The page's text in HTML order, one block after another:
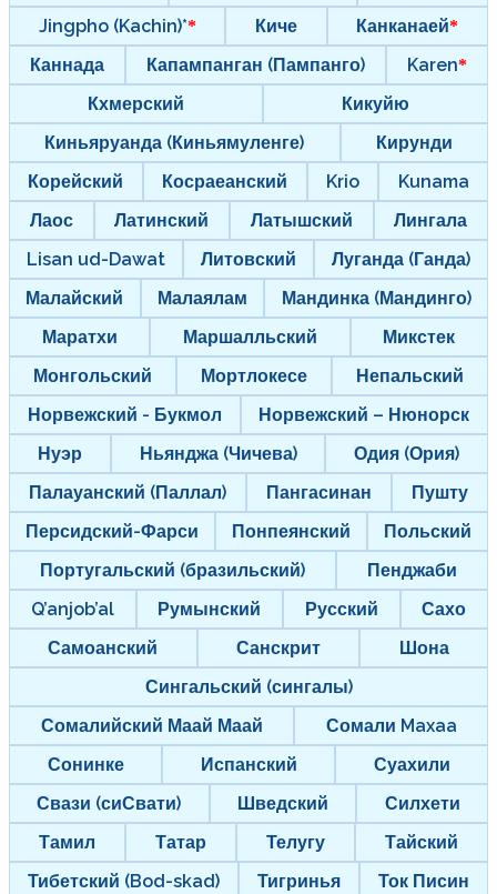
Jingpho (Kachin)*
Киче
Канканаей
Каннада
Капампанган (Пампанго)
Karen
Кхмерский
Кикуйю
Киньяруанда (Киньямуленге)
Кирунди
Корейский
Косраеанский Krio
Kunama
Лаос
Латинский Латышский
Лингала
Lisan ud-Dawat
Литовский
Луганда (Ганда)
Малайский
Малаялам
Мандинка (Мандинго)
Маратхи
Маршалльский
Микстек
Монгольский
Мортлокесе
Непальский
Норвежский - Букмол
Норвежский – Нюнорск
Нуэр
Ньянджа (Чичева)
Одия (Ория)
Палауанский (Паллал)
Пангасинан
Пушту
Персидский-Фарси
Понпеянский
Польский
Португальский (бразильский)
Пенджаби
Q’anjob’al
Румынский Русский
Сахо
Самоанский
Санскрит
Шона
Сингальский (сингалы)
Сомалийский Маай Маай
Сомали Maxaa
Сонинке
Испанский
Суахили
Свази (сиСвати)
Шведский
Силхети
Тамил
Татар Телугу
Тайский
Тибетский (Bod-skad)
Тигринья
Ток Писин